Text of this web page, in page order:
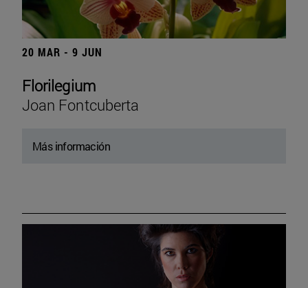
20 MAR - 9 JUN
Florilegium
Joan Fontcuberta
Más información